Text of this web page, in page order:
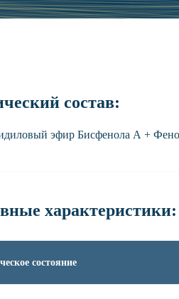
состав:
эфир Бисфенола А +
характеристики:
состояние